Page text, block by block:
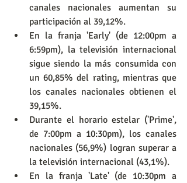
canales nacionales aumentan su
participación al 39,12%.
En la franja 'Early' (de 12:00pm a
6:59pm), la televisión internacional
sigue siendo la más consumida con
un 60,85% del rating, mientras que
los canales nacionales obtienen el
39,15%.
Durante el horario estelar ('Prime',
de 7:00pm a 10:30pm), los canales
nacionales (56,9%) logran superar a
la televisión internacional (43,1%).
En la franja 'Late' (de 10:30pm a